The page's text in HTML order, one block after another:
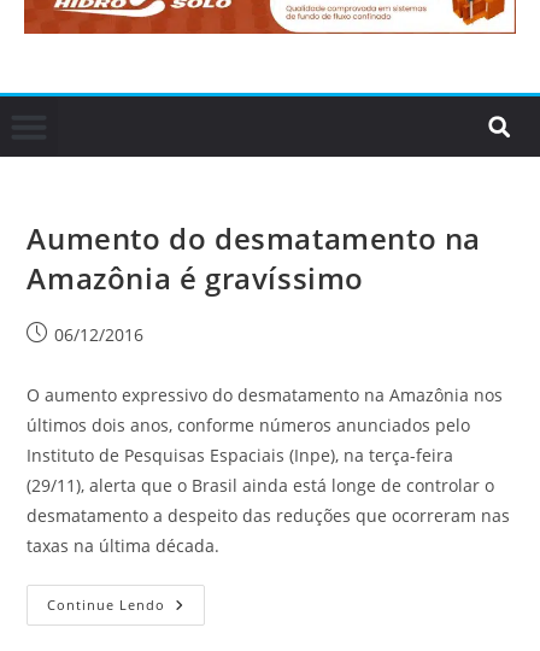
Aumento do desmatamento na
Amazônia é gravíssimo
06/12/2016
O aumento expressivo do desmatamento na Amazônia nos
últimos dois anos, conforme números anunciados pelo
Instituto de Pesquisas Espaciais (Inpe), na terça-feira
(29/11), alerta que o Brasil ainda está longe de controlar o
desmatamento a despeito das reduções que ocorreram nas
taxas na última década.
Continue Lendo